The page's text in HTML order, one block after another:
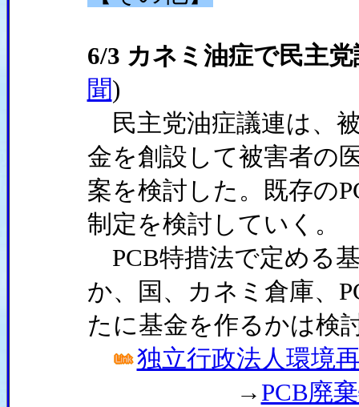
6/3 カネミ油症で民主
聞)
民主党油症議連は、
金を創設して被害者の
案を検討した。既存の
制定を検討していく。
PCB特措法で定める
か、国、カネミ倉庫、
たに基金を作るかは検
独立行政法人環境
→ PCB廃